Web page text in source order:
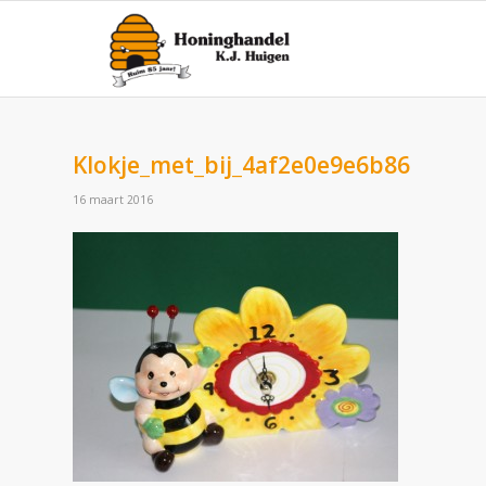
Klokje_met_bij_4af2e0e9e6b86
16 maart 2016